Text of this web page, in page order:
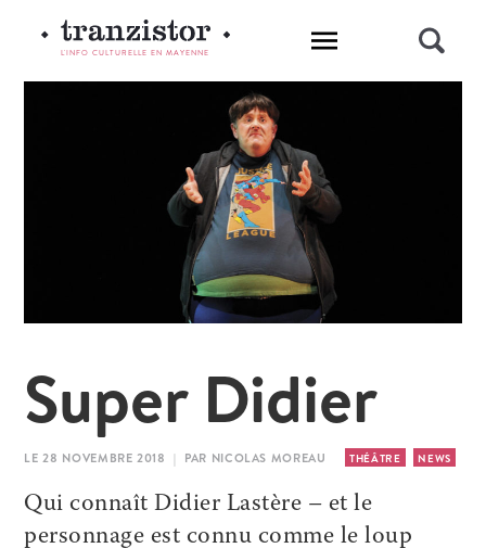
L'INFO CULTURELLE EN MAYENNE
Super Didier
LE 28 NOVEMBRE 2018 | PAR NICOLAS MOREAU THÉÂTRE NEWS
Qui connaît Didier Lastère – et le
personnage est connu comme le loup